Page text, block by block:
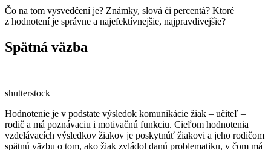
Čo na tom vysvedčení je? Známky, slová či percentá? Ktoré
z hodnotení je správne a najefektívnejšie, najpravdivejšie?
Spätná väzba
shutterstock
Hodnotenie je v podstate výsledok komunikácie žiak – učiteľ –
rodič a má poznávaciu i motivačnú funkciu. Cieľom hodnotenia
vzdelávacích výsledkov žiakov je poskytnúť žiakovi a jeho rodičom
spätnú väzbu o tom, ako žiak zvládol danú problematiku, v čom má